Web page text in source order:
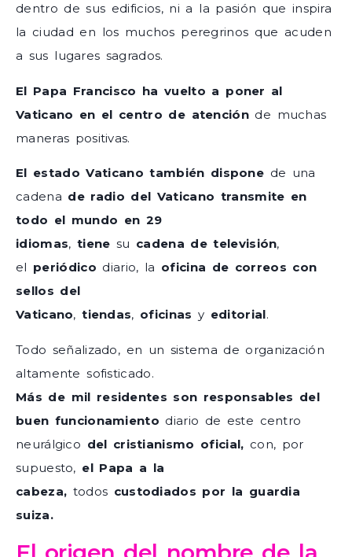
dentro de sus edificios, ni a la pasión que inspira
la ciudad en los muchos peregrinos que acuden
a sus lugares sagrados.
El Papa Francisco ha vuelto a poner al
Vaticano en el centro de atenciónde muchas
maneras positivas.
El estado Vaticano también dispone de una
cadena de radio del Vaticano transmite en
todo el mundo en 29
idiomas, tiene su cadena de televisión,
el periódico diario, la oficina de correos con
sellos del
Vaticano,tiendas, oficinas y editorial.
Todo señalizado, en un sistema de organización
altamente sofisticado.
Más de mil residentes son responsables del
buen funcionamiento diario de este centro
neurálgico del cristianismo oficial, con, por
supuesto, el Papa a la
cabeza, todos custodiados por la guardia
suiza.